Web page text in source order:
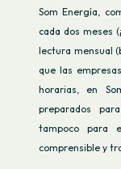
Som Energía,
cada dos meses
lectura mensual
que las
horarias, en
preparados
tampoco para
comprensible y